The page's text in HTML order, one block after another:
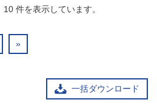
10 件を表示しています。
»
一括ダウンロード